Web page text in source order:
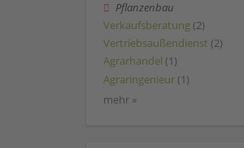
Pflanzenbau
Verkaufsberatung (2)
Vertriebsaußendienst (2)
Agrarhandel (1)
Agraringenieur (1)
mehr »